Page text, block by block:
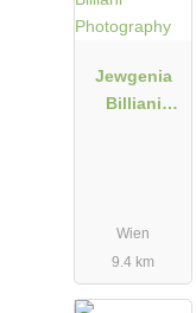
Jewgenia
Billiani
Wien
9.4 km